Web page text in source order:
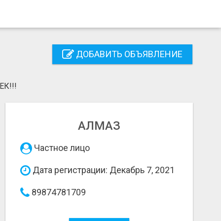
ДОБАВИТЬ ОБЪЯВЛЕНИЕ
АЛМАЗ
Частное лицо
Дата регистрации: Декабрь 7, 2021
89874781709